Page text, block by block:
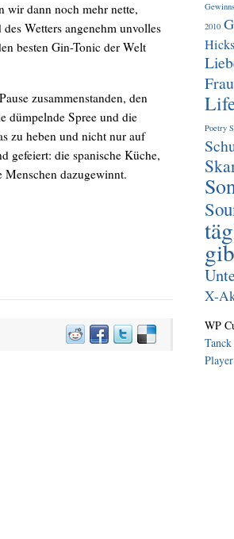
wir dann noch mehr nette,
Wetters angenehm unvolles
besten Gin-Tonic der Welt
zusammenstanden, den
dümpelnde Spree und die
zu heben und nicht nur auf
gefeiert: die spanische Küche,
Menschen dazugewinnt.
2010
Hicks
Poetry
X-
WP
Tanck
Player